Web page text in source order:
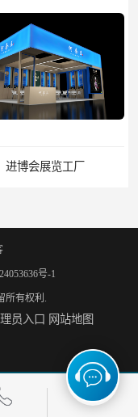
进博会展览工厂
卫展展台搭建工厂
号-1
所有权利.
员入口 网站地图